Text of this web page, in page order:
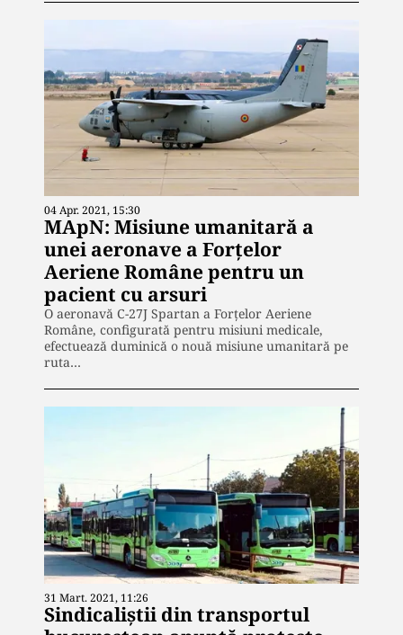
04 Apr. 2021, 15:30
MApN: Misiune umanitară a
unei aeronave a Forțelor
Aeriene Române pentru un
pacient cu arsuri
O aeronavă C-27J Spartan a Forţelor Aeriene
Române, configurată pentru misiuni medicale,
efectuează duminică o nouă misiune umanitară pe
ruta…
31 Mart. 2021, 11:26
Sindicaliștii din transportul